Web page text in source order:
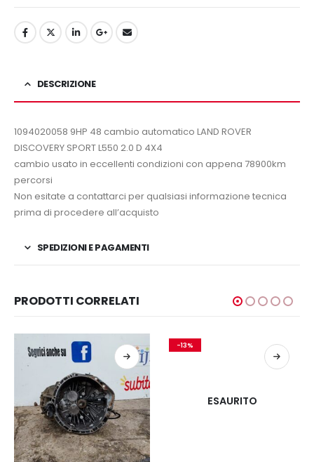
DESCRIZIONE
1094020058 9HP 48 cambio automatico LAND ROVER
DISCOVERY SPORTL550 2.0 D 4X4
cambio usato in eccellenti condizioni con appena 78900km
percorsi
Non esitate a contattarci per qualsiasi informazione tecnica
prima di procedere all’acquisto
SPEDIZIONI E PAGAMENTI
PRODOTTI CORRELATI
-13%
ESAURITO